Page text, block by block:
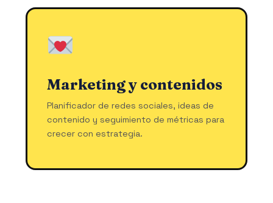
Marketing y contenidos
Planificador de redes sociales, ideas de
contenido y seguimiento de métricas para
crecer con estrategia.